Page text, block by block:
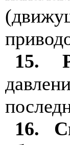
15.
16.